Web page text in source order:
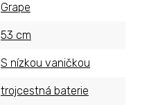
Grape
53 cm
S nízkou vaničkou
trojcestná baterie